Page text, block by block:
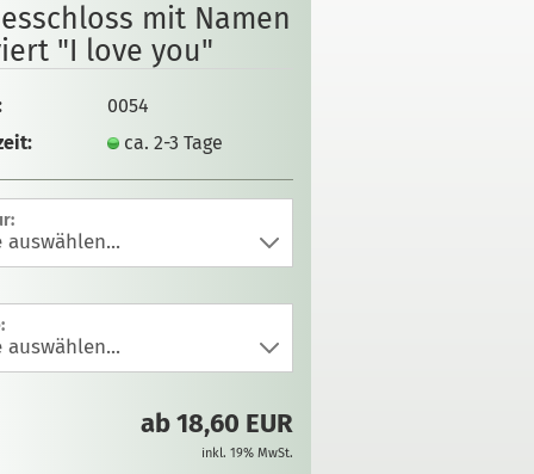
mit Namen
"I love you"
0054
ca. 2-3 Tage
ab 18,60 EUR
inkl. 19% MwSt.